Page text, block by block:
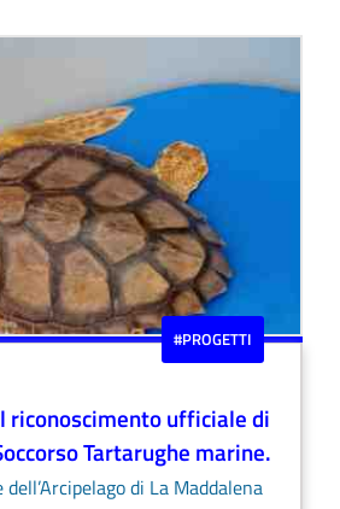
#PROGETTI
riconoscimento ufficiale di
Tartarughe marine.
di La Maddalena